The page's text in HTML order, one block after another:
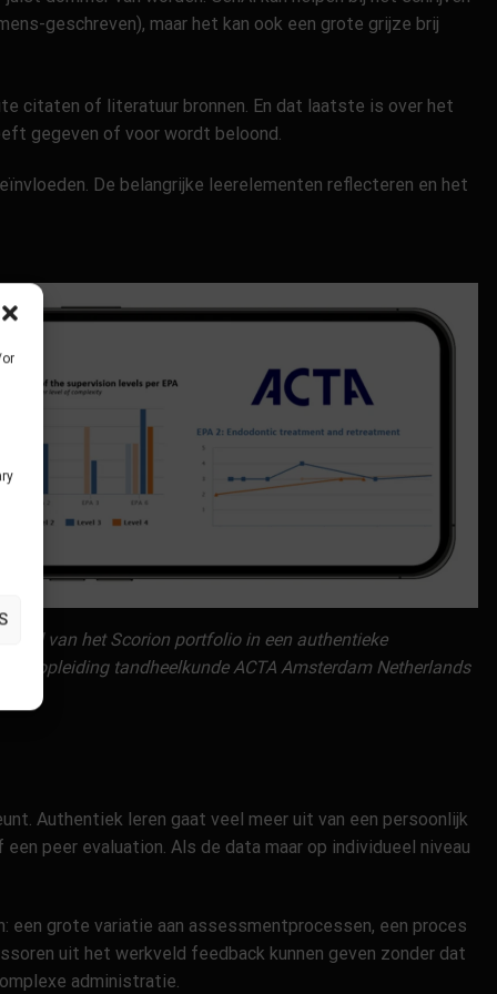
geschreven), maar het kan ook een grote grijze brij
citaten of literatuur bronnen. En dat laatste is over het
gegeven of voor wordt beloond.
De belangrijke leerelementen reflecteren en het
van het Scorion portfolio in een authentieke
van opleiding tandheelkunde ACTA Amsterdam Netherlands
Authentiek leren gaat veel meer uit van een persoonlijk
peer evaluation. Als de data maar op individueel niveau
een grote variatie aan assessmentprocessen, een proces
uit het werkveld feedback kunnen geven zonder dat
administratie.